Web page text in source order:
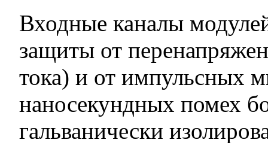
Входные каналы
защиты от
тока) и от импульсных
наносекундных помех
гальванически